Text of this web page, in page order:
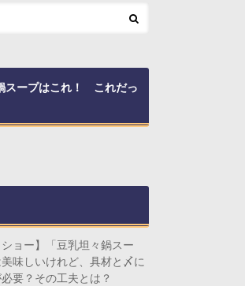
スープはこれ！ これだっ
ショー】「豆乳坦々鍋スー
味しいけれど、具材と〆に
要？その工夫とは？